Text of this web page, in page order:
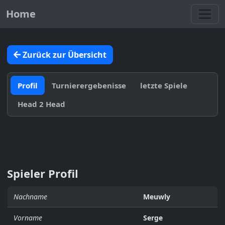
Home
Zurück zur Übersicht
Profil Turnierergebenisse
letzte Spiele
Head 2 Head
Spieler Profil
Nachname Meuwly
Vorname Serge